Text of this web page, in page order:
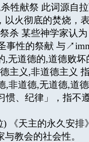
牲献祭 此词源自
以火彻底的焚烧，
杀 某些神学家认
事性的祭献 与
,无道德的,道德败
主义,非道德主义
,非道德,无道德,道
惯、纪律」，指不
) 《天主的永久安
教会的社会性。